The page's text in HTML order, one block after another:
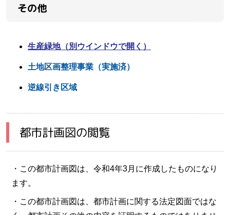
その他
生産緑地（別ウインドウで開く）
土地区画整理事業（実施済）
逆線引き区域
都市計画図の閲覧
・この都市計画図は、令和4年3月に作成したものになり
ます。
・この都市計画図は、都市計画に関する法定図面ではな